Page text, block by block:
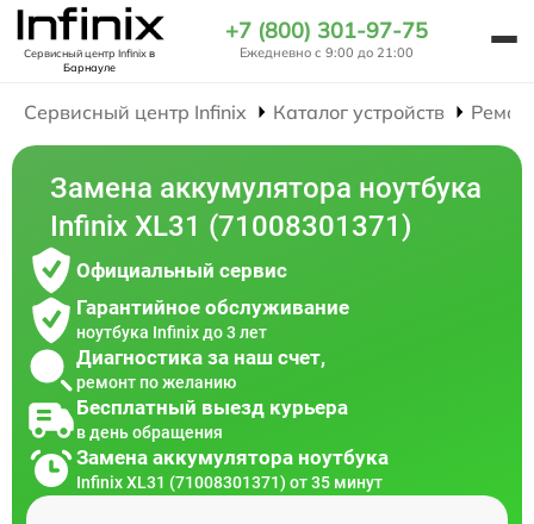
Сервисный центр Infinixв
Барнауле
+7 (800) 301-97-75
Ежедневно с 9:00 до 21:00
Сервисный центр Infinix Каталог устройств
Замена аккумулятора ноутбука
Infinix XL31 (71008301371)
Официальный сервис
Гарантийное обслуживание
ноутбука Infinix до 3 лет
Диагностика за наш счет,
ремонт по желанию
Бесплатный выезд курьера
в день обращения
Замена аккумулятора ноутбука
Infinix XL31 (71008301371) от 35 минут